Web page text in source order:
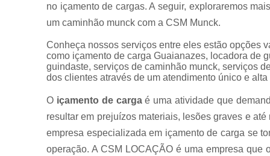
caminhão
munck
Muncks
para alugar
Muncks
para locar
Munk para
alugar
Munk para
no içamento de cargas. A seguir, exploraremos
um caminhão munck com a CSM Munck.
Conheça nossos serviços entre eles estão opções
como içamento de carga Guaianazes, locadora de
guindaste, serviços de caminhão munck, serviços
dos clientes através de um atendimento único e
O içamento de cargaé uma atividade que
resultar em prejuízos materiais, lesões graves e
empresa especializada em içamento de carga se
operação. A CSM LOCAÇÃO é uma empresa que